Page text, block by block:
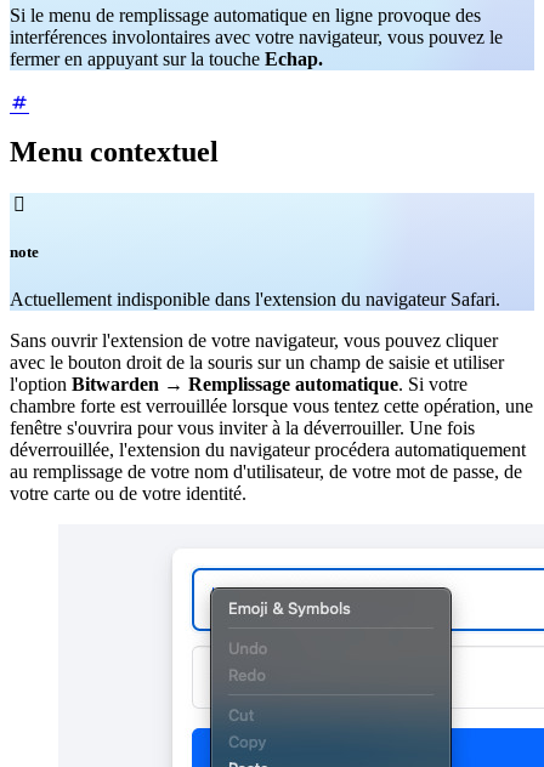
Si le menu de remplissage automatique en ligne provoque des
interférences involontaires avec votre navigateur, vous pouvez le
fermer en appuyant sur la touche Echap.
Menu contextuel

note
Actuellement indisponible dans l'extension du navigateur Safari.
Sans ouvrir l'extension de votre navigateur, vous pouvez cliquer
avec le bouton droit de la souris sur un champ de saisie et utiliser
l'option Bitwarden → Remplissage automatique. Si votre
chambre forte est verrouillée lorsque vous tentez cette opération, une
fenêtre s'ouvrira pour vous inviter à la déverrouiller. Une fois
déverrouillée, l'extension du navigateur procédera automatiquement
au remplissage de votre nom d'utilisateur, de votre mot de passe, de
votre carte ou de votre identité.